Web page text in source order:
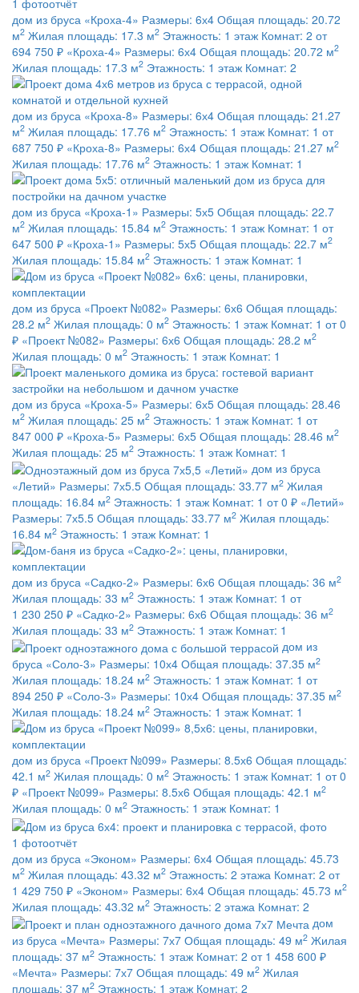
дом из бруса «Кроха-4» Размеры: 6х4 Общая площадь: 20.72
м2 Жилая площадь: 17.3 м2 Этажность: 1 этаж Комнат: 2 от
694 750 ₽ «Кроха-4» Размеры: 6х4 Общая площадь: 20.72 м2
Жилая площадь: 17.3 м2 Этажность: 1 этаж Комнат: 2
дом из бруса «Кроха-8» Размеры: 6х4 Общая площадь: 21.27
м2 Жилая площадь: 17.76 м2 Этажность: 1 этаж Комнат: 1 от
687 750 ₽ «Кроха-8» Размеры: 6х4 Общая площадь: 21.27 м2
Жилая площадь: 17.76 м2 Этажность: 1 этаж Комнат: 1
дом из бруса «Кроха-1» Размеры: 5х5 Общая площадь: 22.7
м2 Жилая площадь: 15.84 м2 Этажность: 1 этаж Комнат: 1 от
647 500 ₽ «Кроха-1» Размеры: 5х5 Общая площадь: 22.7 м2
Жилая площадь: 15.84 м2 Этажность: 1 этаж Комнат: 1
дом из бруса «Проект №082» Размеры: 6х6 Общая площадь:
28.2 м2 Жилая площадь: 0 м2 Этажность: 1 этаж Комнат: 1 от 0
₽ «Проект №082» Размеры: 6х6 Общая площадь: 28.2 м2
Жилая площадь: 0 м2 Этажность: 1 этаж Комнат: 1
дом из бруса «Кроха-5» Размеры: 6х5 Общая площадь: 28.46
м2 Жилая площадь: 25 м2 Этажность: 1 этаж Комнат: 1 от
847 000 ₽ «Кроха-5» Размеры: 6х5 Общая площадь: 28.46 м2
Жилая площадь: 25 м2 Этажность: 1 этаж Комнат: 1
дом из бруса
«Летий» Размеры: 7х5.5 Общая площадь: 33.77 м2 Жилая
площадь: 16.84 м2 Этажность: 1 этаж Комнат: 1 от 0 ₽ «Летий»
Размеры: 7х5.5 Общая площадь: 33.77 м2 Жилая площадь:
16.84 м2 Этажность: 1 этаж Комнат: 1
дом из бруса «Садко-2» Размеры: 6х6 Общая площадь: 36 м2
Жилая площадь: 33 м2 Этажность: 1 этаж Комнат: 1 от
1 230 250 ₽ «Садко-2» Размеры: 6х6 Общая площадь: 36 м2
Жилая площадь: 33 м2 Этажность: 1 этаж Комнат: 1
дом из
бруса «Соло-3» Размеры: 10х4 Общая площадь: 37.35 м2
Жилая площадь: 18.24 м2 Этажность: 1 этаж Комнат: 1 от
894 250 ₽ «Соло-3» Размеры: 10х4 Общая площадь: 37.35 м2
Жилая площадь: 18.24 м2 Этажность: 1 этаж Комнат: 1
дом из бруса «Проект №099» Размеры: 8.5х6 Общая площадь:
42.1 м2 Жилая площадь: 0 м2 Этажность: 1 этаж Комнат: 1 от 0
₽ «Проект №099» Размеры: 8.5х6 Общая площадь: 42.1 м2
Жилая площадь: 0 м2 Этажность: 1 этаж Комнат: 1
1 фотоотчёт
дом из бруса «Эконом» Размеры: 6х4 Общая площадь: 45.73
м2 Жилая площадь: 43.32 м2 Этажность: 2 этажа Комнат: 2 от
1 429 750 ₽ «Эконом» Размеры: 6х4 Общая площадь: 45.73 м2
Жилая площадь: 43.32 м2 Этажность: 2 этажа Комнат: 2
дом
из бруса «Мечта» Размеры: 7х7 Общая площадь: 49 м2 Жилая
площадь: 37 м2 Этажность: 1 этаж Комнат: 2 от 1 458 600 ₽
«Мечта» Размеры: 7х7 Общая площадь: 49 м2 Жилая
площадь: 37 м2 Этажность: 1 этаж Комнат: 2